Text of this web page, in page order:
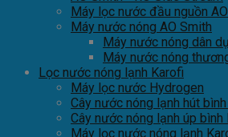
Máy lọc nước đầu nguồn
Máy nước nóng AO Smith
Máy nước nóng dân
Máy nước nóng
Lọc nước nóng lạnh Karofi
Máy lọc nước Hydrogen
Cây nước nóng lạnh hút
Cây nước nóng lạnh úp bình
Máy lọc nước nóng lạnh